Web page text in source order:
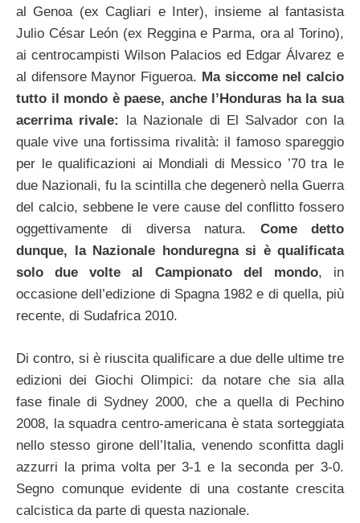
al Genoa (ex Cagliari e Inter), insieme al fantasista
Julio César León (ex Reggina e Parma, ora al Torino),
ai centrocampisti Wilson Palacios ed Edgar Álvarez e
al difensore Maynor Figueroa. Ma siccome nel calcio
tutto il mondo è paese, anche l’Honduras ha la sua
acerrima rivale:
la Nazionale di El Salvador con la
quale vive una fortissima rivalità: il famoso spareggio
per le qualificazioni ai Mondiali di Messico ’70 tra le
due Nazionali, fu la scintilla che degenerò nella Guerra
del calcio, sebbene le vere cause del conflitto fossero
oggettivamente di diversa natura. Come detto
dunque, la Nazionale honduregna si è qualificata
solo due volte al Campionato del mondo, in
occasione dell’edizione di Spagna 1982 e di quella, più
recente, di Sudafrica 2010.
Di contro, si è riuscita qualificare a due delle ultime tre
edizioni dei Giochi Olimpici: da notare che sia alla
fase finale di Sydney 2000, che a quella di Pechino
2008, la squadra centro-americana è stata sorteggiata
nello stesso girone dell’Italia, venendo sconfitta dagli
azzurri la prima volta per 3-1 e la seconda per 3-0.
Segno comunque evidente di una costante crescita
calcistica da parte di questa nazionale.